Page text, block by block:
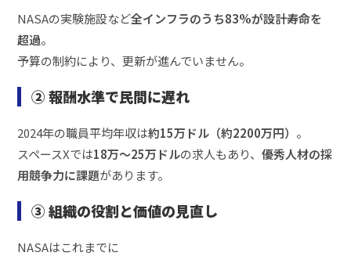
NASAの実験施設など全インフラのうち83%が設計寿命を
超過。
予算の制約により、更新が進んでいません。
② 報酬水準で民間に遅れ
2024年の職員平均年収は約15万ドル（約2200万円） 。
スペースXでは18万～25万ドルの求人もあり、優秀人材の採
用競争力に課題があります。
③ 組織の役割と価値の見直し
NASAはこれまでに